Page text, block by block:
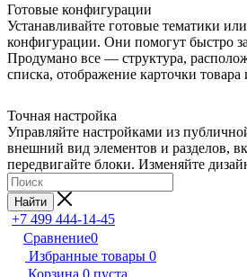
Готовые конфигурации
Устанавливайте готовые тематики
конфигурации. Они помогут быстро
Продумано все — структура,
списка, отображение карточки товара
Точная настройка
Управляйте настройками из
внешний вид элементов и разделов,
передвигайте блоки. Изменяйте
Найти
+7 499 444-14-45
Сравнение0
Избранные товары 0
Корзина 0 пуста